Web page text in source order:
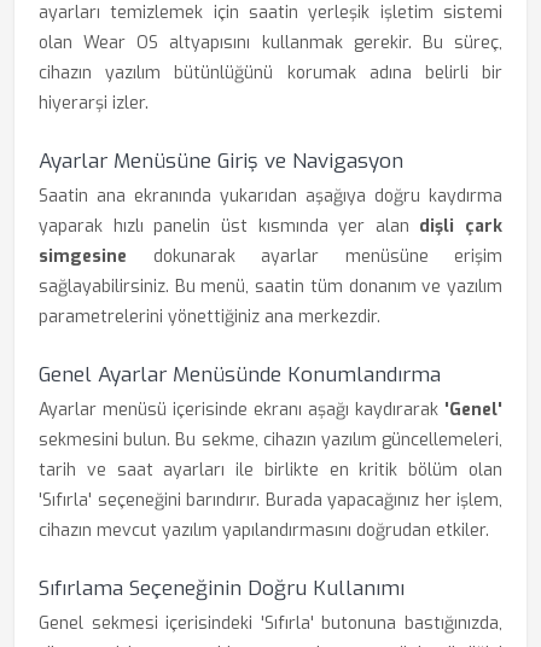
ayarları temizlemek için saatin yerleşik işletim sistemi
olan Wear OS altyapısını kullanmak gerekir. Bu süreç,
cihazın yazılım bütünlüğünü korumak adına belirli bir
hiyerarşi izler.
Ayarlar Menüsüne Giriş ve Navigasyon
Saatin ana ekranında yukarıdan aşağıya doğru kaydırma
yaparak hızlı panelin üst kısmında yer alan dişli çark
simgesine dokunarak ayarlar menüsüne erişim
sağlayabilirsiniz. Bu menü, saatin tüm donanım ve yazılım
parametrelerini yönettiğiniz ana merkezdir.
Genel Ayarlar Menüsünde Konumlandırma
Ayarlar menüsü içerisinde ekranı aşağı kaydırarak 'Genel'
sekmesini bulun. Bu sekme, cihazın yazılım güncellemeleri,
tarih ve saat ayarları ile birlikte en kritik bölüm olan
'Sıfırla' seçeneğini barındırır. Burada yapacağınız her işlem,
cihazın mevcut yazılım yapılandırmasını doğrudan etkiler.
Sıfırlama Seçeneğinin Doğru Kullanımı
Genel sekmesi içerisindeki 'Sıfırla' butonuna bastığınızda,